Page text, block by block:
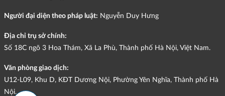
Người đại diện theo pháp luật: Nguyễn Duy Hưng
Địa chỉ trụ sở chính:
Số 18C ngõ 3 Hoa Thám, Xã La Phù, Thành phố Hà Nội, Việt Nam.
Văn phòng giao dịch:
U12-L09, Khu D, KĐT Dương Nội, Phường Yên Nghĩa, Thành phố Hà
Nội.